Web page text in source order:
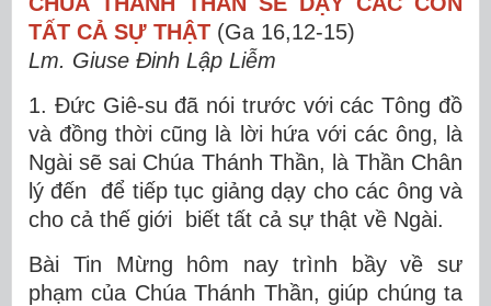
TẤT CẢ SỰ THẬT (Ga 16,12-15)
Lm. Giuse Đinh Lập Liễm
1. Đức Giê-su đã nói trước với các Tông đồ
và đồng thời cũng là lời hứa với các ông, là
Ngài sẽ sai Chúa Thánh Thần, là Thần Chân
lý đến để tiếp tục giảng dạy cho các ông và
cho cả thế giới biết tất cả sự thật về Ngài.
Bài Tin Mừng hôm nay trình bầy về sư
phạm của Chúa Thánh Thần, giúp chúng ta